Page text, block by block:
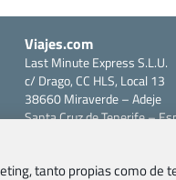
Viajes.com
Last Minute Express S.L.U.
c/ Drago, CC HLS, Local 13
38660 Miraverde – Adeje
Santa Cruz de Tenerife –
tanto propias como de